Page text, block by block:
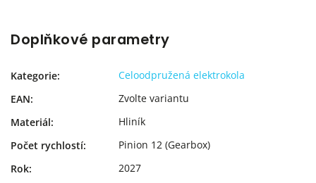
Doplňkové parametry
Kategorie:
Celoodpružená elektrokola
EAN:
Zvolte variantu
Materiál:
Hliník
Počet rychlostí:
Pinion 12 (Gearbox)
Rok:
2027